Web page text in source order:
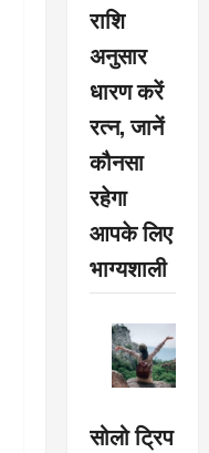
राशि
अनुसार
धारण करें
रत्न, जानें
कौनसा
रहेगा
आपके लिए
भाग्यशाली
सोलो ट्रिप